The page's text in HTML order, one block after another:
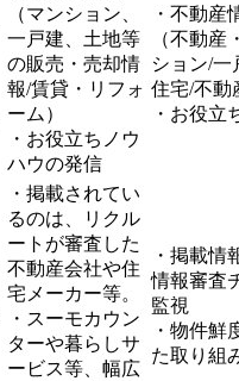
（マンション、
一戸建、土地等
の販売・売却情
報/賃貸・リフォ
ーム）
・お役立ちノウ
ハウの発信
・不動産
（不動産
ション/一
住宅/不動
・お役立
・掲載されてい
るのは、リクル
ートが審査した
不動産会社や住
宅メーカー等。
・スーモカウン
ターや暮らしサ
ービス等、幅広
・掲載情
情報審査
監視
・物件
た取り組